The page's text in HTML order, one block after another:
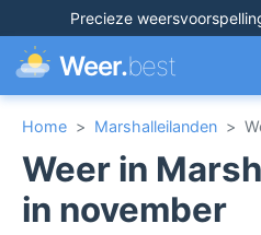
Precieze
Weer.best
Home > Marshalleilanden >
Weer in
in november